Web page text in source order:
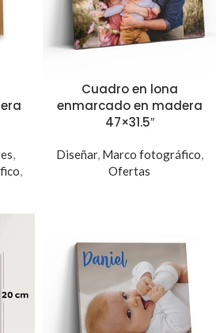
,
,
Cuadro en lona
enmarcado en madera
47×31.5″
Diseñar, Marco fotográfico,
Ofertas